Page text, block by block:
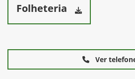
Folheteria
Ver